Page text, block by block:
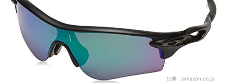
出典： amazon.co.jp